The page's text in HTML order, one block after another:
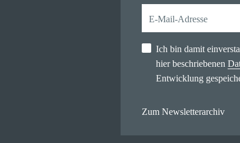
Ich bin damit
hier beschriebenen
Entwicklung
Zum Newsletterarchiv